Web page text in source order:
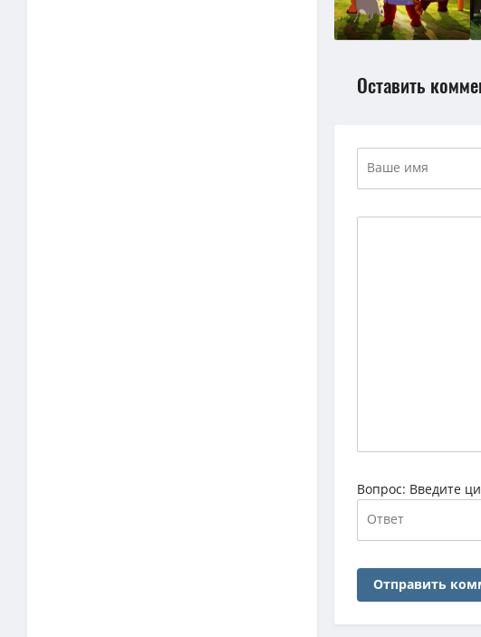
Оставить
Вопрос: Введите
Отправить